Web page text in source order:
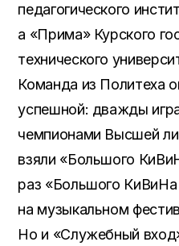
педагогического
а «Прима» Курского
технического
Команда из Политеха
успешной: дважды
чемпионами Высшей
взяли «Большого
раз «Большого
на музыкальном
Но и «Служебный